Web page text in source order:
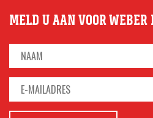
MELD U AAN VOOR